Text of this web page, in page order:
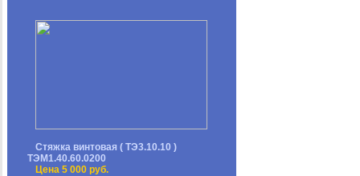
Стяжка винтовая ( ТЭ3.10.10 )
ТЭМ1.40.60.0200
Цена 5 000 руб.